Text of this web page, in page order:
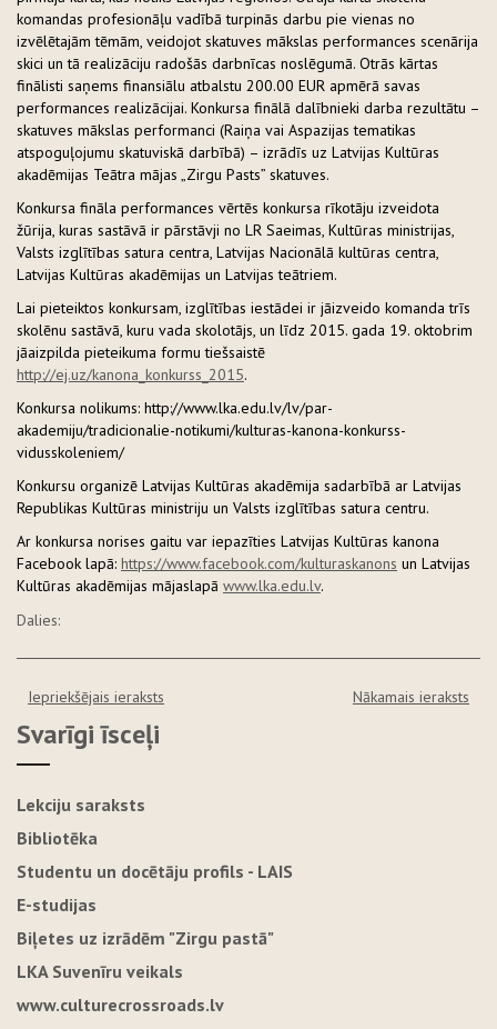
komandas profesionāļu vadībā turpinās darbu pie vienas no
izvēlētajām tēmām, veidojot skatuves mākslas performances scenārija
skici un tā realizāciju radošās darbnīcas noslēgumā. Otrās kārtas
finālisti saņems finansiālu atbalstu 200.00 EUR apmērā savas
performances realizācijai. Konkursa finālā dalībnieki darba rezultātu –
skatuves mākslas performanci (Raiņa vai Aspazijas tematikas
atspoguļojumu skatuviskā darbībā) – izrādīs uz Latvijas Kultūras
akadēmijas Teātra mājas „Zirgu Pasts” skatuves.
Konkursa fināla performances vērtēs konkursa rīkotāju izveidota
žūrija, kuras sastāvā ir pārstāvji no LR Saeimas, Kultūras ministrijas,
Valsts izglītības satura centra, Latvijas Nacionālā kultūras centra,
Latvijas Kultūras akadēmijas un Latvijas teātriem.
Lai pieteiktos konkursam, izglītības iestādei ir jāizveido komanda trīs
skolēnu sastāvā, kuru vada skolotājs, un līdz 2015. gada 19. oktobrim
jāaizpilda pieteikuma formu tiešsaistē
http://ej.uz/kanona_konkurss_2015.
Konkursa nolikums: http://www.lka.edu.lv/lv/par-
akademiju/tradicionalie-notikumi/kulturas-kanona-konkurss-
vidusskoleniem/
Konkursu organizē Latvijas Kultūras akadēmija sadarbībā ar Latvijas
Republikas Kultūras ministriju un Valsts izglītības satura centru.
Ar konkursa norises gaitu var iepazīties Latvijas Kultūras kanona
Facebook lapā: https://www.facebook.com/kulturaskanons un Latvijas
Kultūras akadēmijas mājaslapā www.lka.edu.lv.
Dalies:
Iepriekšējais ieraksts Nākamais ieraksts
Svarīgi īsceļi
Lekciju saraksts
Bibliotēka
Studentu un docētāju profils - LAIS
E-studijas
Biļetes uz izrādēm "Zirgu pastā"
LKA Suvenīru veikals
www.culturecrossroads.lv